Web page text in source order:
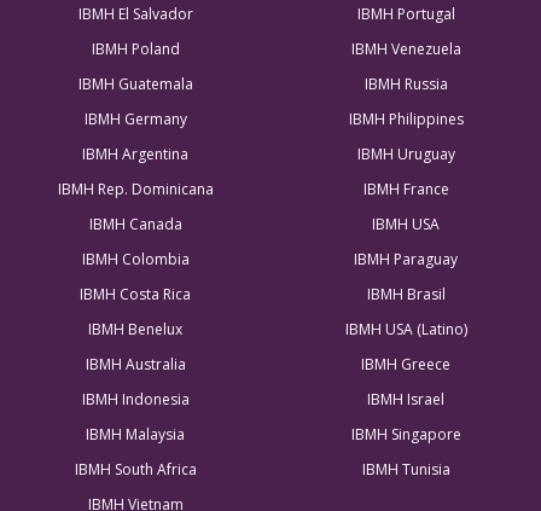
IBMH El Salvador
IBMH Portugal
IBMH Poland
IBMH Venezuela
IBMH Guatemala
IBMH Russia
IBMH Germany
IBMH Philippines
IBMH Argentina
IBMH Uruguay
IBMH Rep. Dominicana
IBMH France
IBMH Canada
IBMH USA
IBMH Colombia
IBMH Paraguay
IBMH Costa Rica
IBMH Brasil
IBMH Benelux
IBMH USA (Latino)
IBMH Australia
IBMH Greece
IBMH Indonesia
IBMH Israel
IBMH Malaysia
IBMH Singapore
IBMH South Africa
IBMH Tunisia
IBMH Vietnam